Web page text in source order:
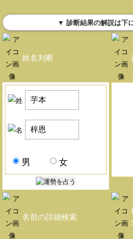
▼ 診断結果の解説は下
姓名判断
男 女
名前の詳細検索